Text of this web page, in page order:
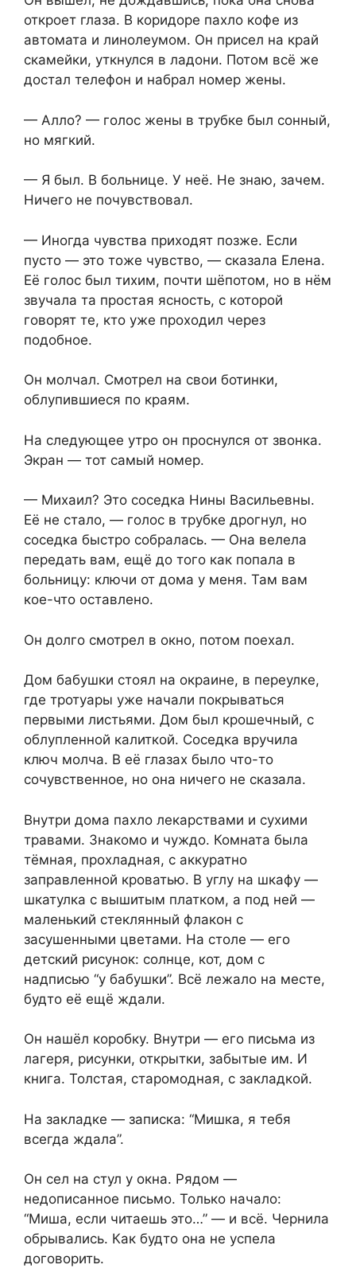
откроет глаза. В коридоре пахло кофе из
автомата и линолеумом. Он присел на край
скамейки, уткнулся в ладони. Потом всё же
достал телефон и набрал номер жены.
— Алло? — голос жены в трубке был сонный,
но мягкий.
— Я был. В больнице. У неё. Не знаю, зачем.
Ничего не почувствовал.
— Иногда чувства приходят позже. Если
пусто — это тоже чувство, — сказала Елена.
Её голос был тихим, почти шёпотом, но в нём
звучала та простая ясность, с которой
говорят те, кто уже проходил через
подобное.
Он молчал. Смотрел на свои ботинки,
облупившиеся по краям.
На следующее утро он проснулся от звонка.
Экран — тот самый номер.
— Михаил? Это соседка Нины Васильевны.
Её не стало, — голос в трубке дрогнул, но
соседка быстро собралась. — Она велела
передать вам, ещё до того как попала в
больницу: ключи от дома у меня. Там вам
кое-что оставлено.
Он долго смотрел в окно, потом поехал.
Дом бабушки стоял на окраине, в переулке,
где тротуары уже начали покрываться
первыми листьями. Дом был крошечный, с
облупленной калиткой. Соседка вручила
ключ молча. В её глазах было что-то
сочувственное, но она ничего не сказала.
Внутри дома пахло лекарствами и сухими
травами. Знакомо и чуждо. Комната была
тёмная, прохладная, с аккуратно
заправленной кроватью. В углу на шкафу —
шкатулка с вышитым платком, а под ней —
маленький стеклянный флакон с
засушенными цветами. На столе — его
детский рисунок: солнце, кот, дом с
надписью “у бабушки”. Всё лежало на месте,
будто её ещё ждали.
Он нашёл коробку. Внутри — его письма из
лагеря, рисунки, открытки, забытые им. И
книга. Толстая, старомодная, с закладкой.
На закладке — записка: “Мишка, я тебя
всегда ждала”.
Он сел на стул у окна. Рядом —
недописанное письмо. Только начало:
“Миша, если читаешь это…” — и всё. Чернила
обрывались. Как будто она не успела
договорить.